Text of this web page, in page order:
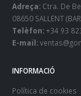
Adreça: Ctra. De
08650 SALLENT
Telèfon:+34 93
E-mail:
INFORMACIÓ
Política de cookies